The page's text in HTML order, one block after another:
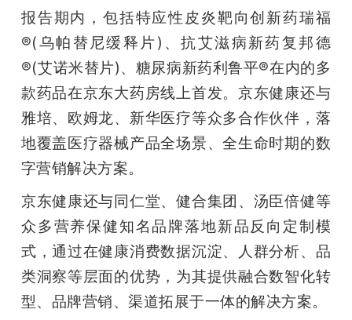
报告期内，包括特应性皮炎靶向创新药瑞福
®(乌帕替尼缓释片)、抗艾滋病新药复邦德
®(艾诺米替片)、糖尿病新药利鲁平®在内的多
款药品在京东大药房线上首发。京东健康还与
雅培、欧姆龙、新华医疗等众多合作伙伴，落
地覆盖医疗器械产品全场景、全生命时期的数
字营销解决方案。
京东健康还与同仁堂、健合集团、汤臣倍健等
众多营养保健知名品牌落地新品反向定制模
式，通过在健康消费数据沉淀、人群分析、品
类洞察等层面的优势，为其提供融合数智化转
型、品牌营销、渠道拓展于一体的解决方案。